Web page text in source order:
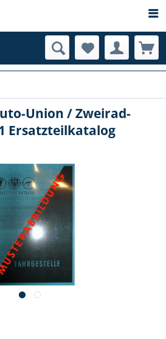
Union / Zweirad-
Ersatzteilkatalog